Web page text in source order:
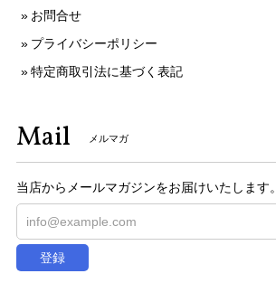
お問合せ
プライバシーポリシー
特定商取引法に基づく表記
Mail メルマガ
当店からメールマガジンをお届けいたします。
登録